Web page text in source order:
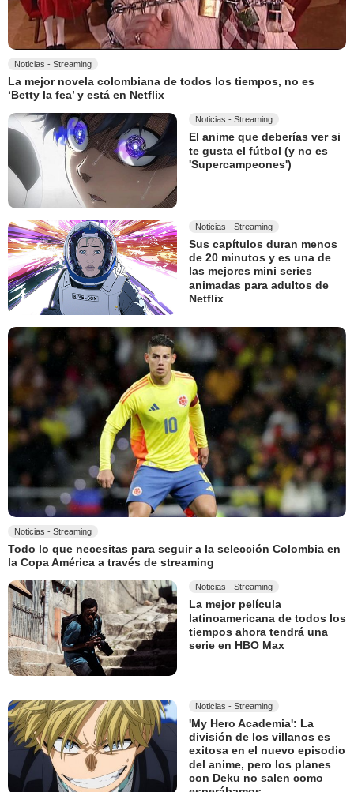
Noticias - Streaming
La mejor novela colombiana de todos los tiempos, no es
‘Betty la fea’ y está en Netflix
Noticias - Streaming
El anime que deberías ver si
te gusta el fútbol (y no es
'Supercampeones')
Noticias - Streaming
Sus capítulos duran menos
de 20 minutos y es una de
las mejores mini series
animadas para adultos de
Netflix
Noticias - Streaming
Todo lo que necesitas para seguir a la selección Colombia en
la Copa América a través de streaming
Noticias - Streaming
La mejor película
latinoamericana de todos los
tiempos ahora tendrá una
serie en HBO Max
Noticias - Streaming
'My Hero Academia': La
división de los villanos es
exitosa en el nuevo episodio
del anime, pero los planes
con Deku no salen como